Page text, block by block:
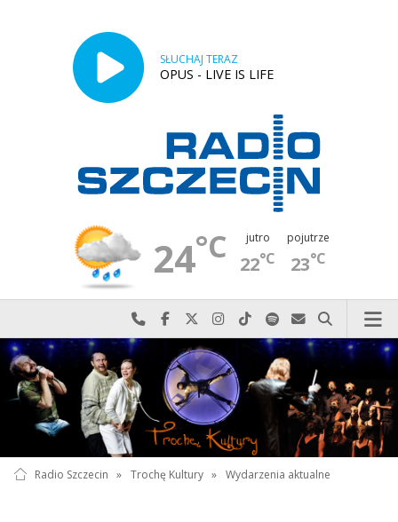
SŁUCHAJ TERAZ
OPUS - LIVE IS LIFE
24°C jutro
22°C
pojutrze
23°C
Najlepiej po prostu do nas zadzwoń
Odwiedź nas na Facebook-u
Odwiedź nas na X
Odwiedź nas na Instagram-ie
Odwiedź nas na TikTok-u
Szukaj nas na Spotify
Wyślij do nas
Szukaj
Radio Szczecin » Trochę Kultury » Wydarzenia aktualne